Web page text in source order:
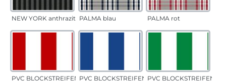
NEW YORK anthrazit PALMA blau PALMA rot
PVC BLOCKSTREIFEN rotPVC BLOCKSTREIFEN blauPVC BLOCKSTREIFEN